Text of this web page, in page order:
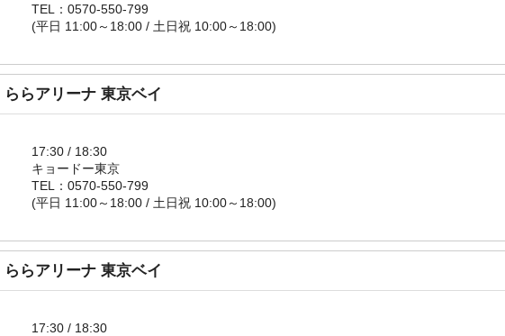
TEL：0570-550-799
(平日 11:00～18:00 / 土日祝 10:00～18:00)
ららアリーナ 東京ベイ
17:30 / 18:30
キョードー東京
TEL：0570-550-799
(平日 11:00～18:00 / 土日祝 10:00～18:00)
ららアリーナ 東京ベイ
17:30 / 18:30